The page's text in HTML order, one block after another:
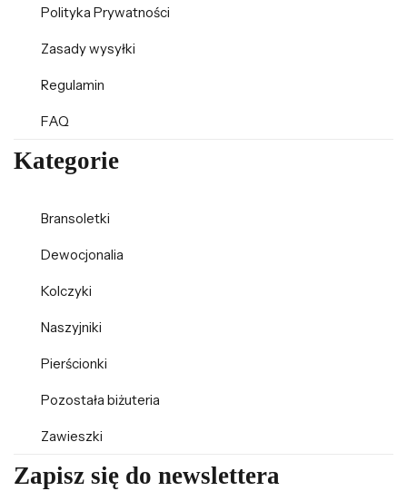
Polityka Prywatności
Zasady wysyłki
Regulamin
FAQ
Kategorie
Bransoletki
Dewocjonalia
Kolczyki
Naszyjniki
Pierścionki
Pozostała biżuteria
Zawieszki
Zapisz się do newslettera